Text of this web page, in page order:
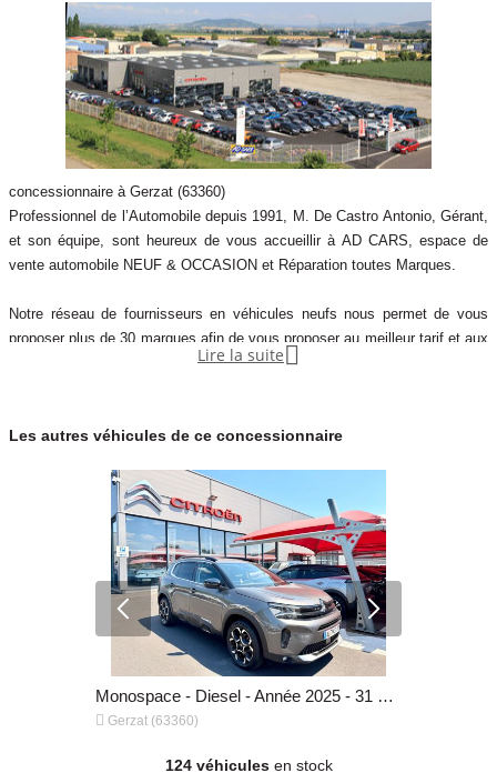
concessionnaire à Gerzat (63360)
Professionnel de l’Automobile depuis 1991, M. De Castro Antonio, Gérant,
et son équipe, sont heureux de vous accueillir à AD CARS, espace de
vente automobile NEUF & OCCASION et Réparation toutes Marques.
Notre réseau de fournisseurs en véhicules neufs nous permet de vous
proposer plus de 30 marques afin de vous proposer au meilleur tarif et aux
meilleures conditions votre voiture particulière ou utilitaire.
dans notre établissement.
Lire la suite 
Les autres véhicules de ce concessionnaire
Monospace - Diesel - Année 2025 - 31 000 km, 25 990 €
 Gerzat (63360)
124 véhiculesen stock